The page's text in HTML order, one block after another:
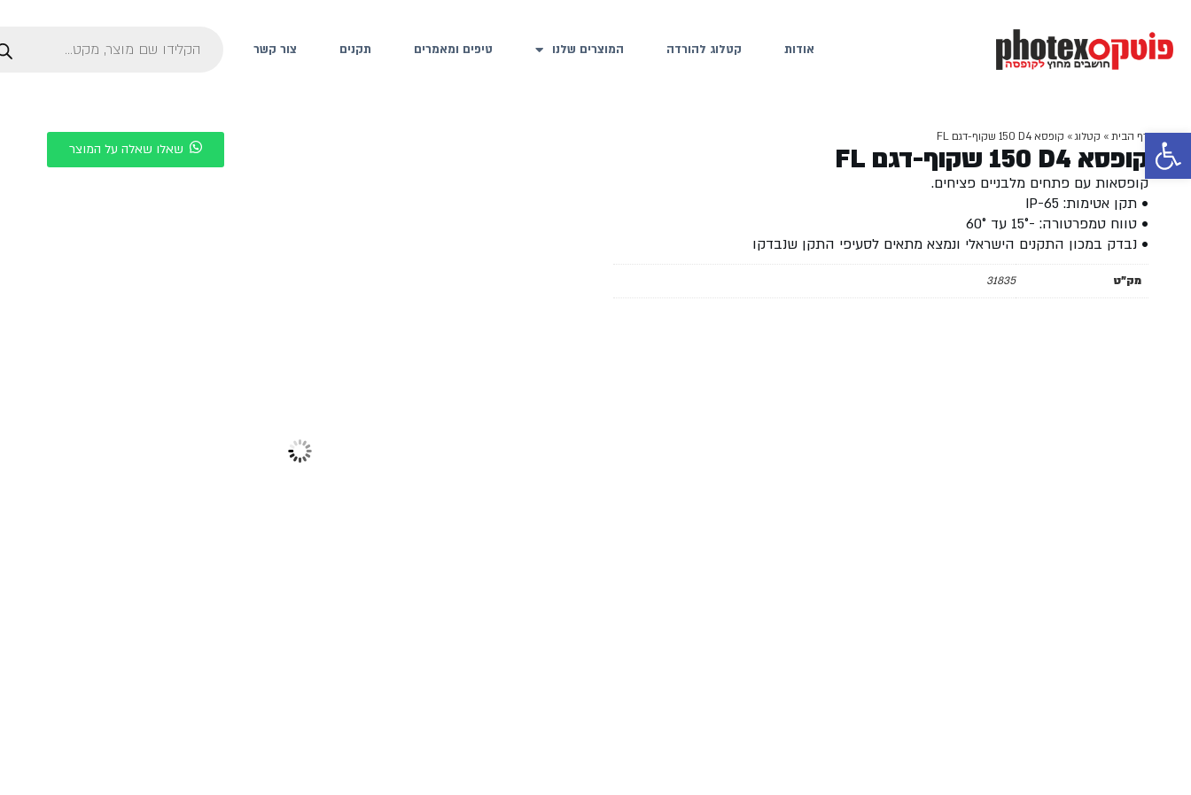
פתח סרגל נגישות
אודות קטלוג להורדה המוצרים שלנו טיפים ומאמרים תקנים צור קשר
דף הבית» קטלוג» קופסא ‏4‏D‏ ‏150 שקוף-דגם FL
קופסא ‏4‏D‏ ‏150 שקוף-דגם FL
קופסאות עם פתחים מלבניים פציחים.
• תקן אטימות: IP-65
• טווח טמפרטורה: -15° עד 60°
• נבדק במכון התקנים הישראלי ונמצא מתאים לסעיפי התקן שנבדקו
מק"ט 31835
שאלו שאלה על המוצר